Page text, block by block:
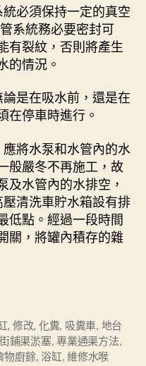
必須保持一定的真空
系統務必要密封可
有裂紋，否則將產生
的情況。
是在吸水前，還是在
在停車時進行。
將水泵和水管內的水
般嚴冬不再施工，故
及水管內的水排空，
清洗車貯水箱設有排
低點。經過一段時間
關，將罐內積存的雜
, 修改, 化糞, 吸糞車, 地台
鋪渠淤塞,專業通渠方法,
物廚餘, 浴缸,維修水喉